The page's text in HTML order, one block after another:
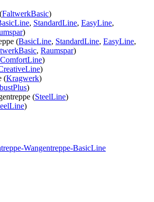
FaltwerkBasic)
, StandardLine, EasyLine,
)
(BasicLine, StandardLine, EasyLine,
, Raumspar)
ComfortLine)
)
(Kragwerk)
)
(SteelLine)
)